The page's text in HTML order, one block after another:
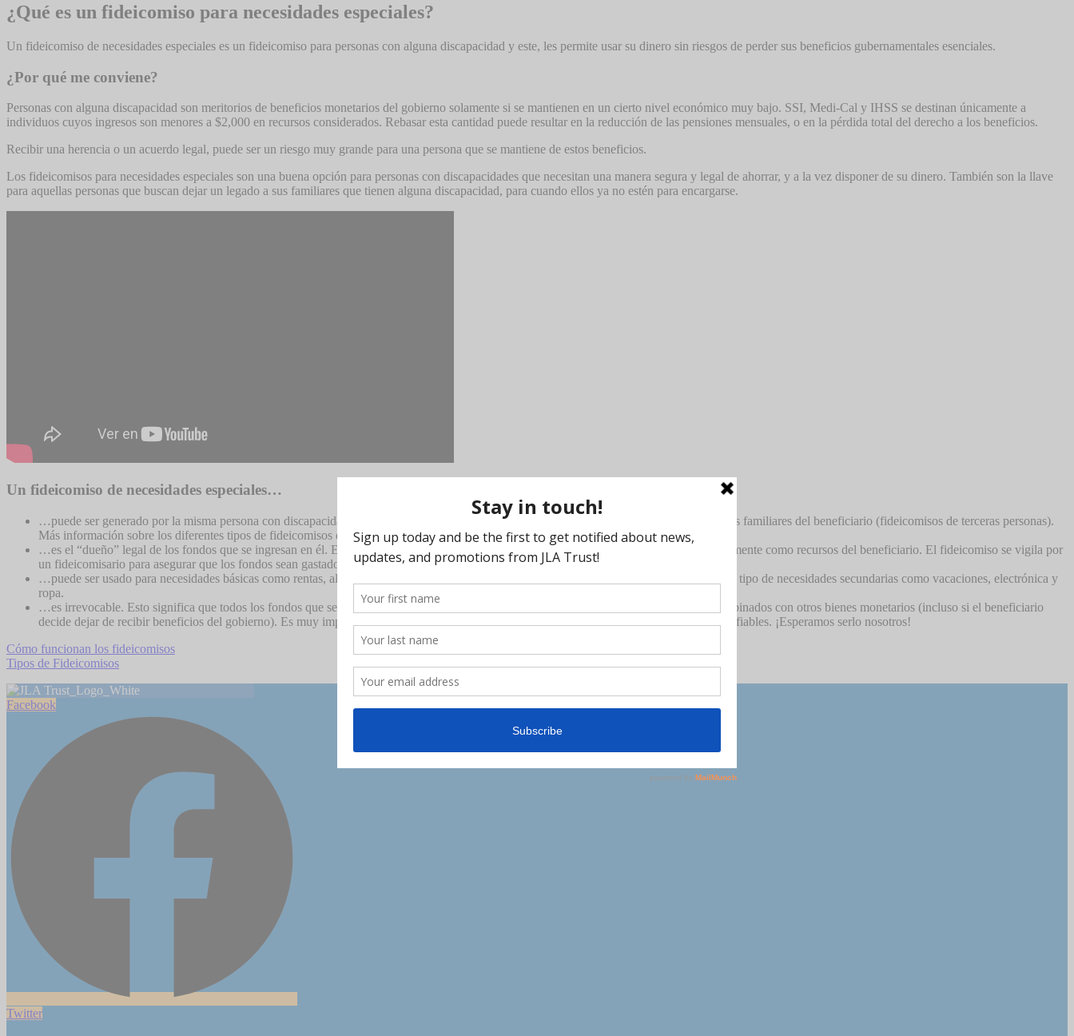
¿Qué es un fideicomiso para necesidades especiales?
Un fideicomiso de necesidades especiales es un fideicomiso para personas con alguna discapacidad y este, les permite usar su dinero sin riesgos de perder sus beneficios gubernamentales esenciales.
¿Por qué me conviene?
Personas con alguna discapacidad son meritorios de beneficios monetarios del gobierno solamente si se mantienen en un cierto nivel económico muy bajo. SSI, Medi-Cal y IHSS se destinan únicamente a
individuos cuyos ingresos son menores a $2,000 en recursos considerados. Rebasar esta cantidad puede resultar en la reducción de las pensiones mensuales, o en la pérdida total del derecho a los beneficios.
Recibir una herencia o un acuerdo legal, puede ser un riesgo muy grande para una persona que se mantiene de estos beneficios.
Los fideicomisos para necesidades especiales son una buena opción para personas con discapacidades que necesitan una manera segura y legal de ahorrar, y a la vez disponer de su dinero. También son la llave
para aquellas personas que buscan dejar un legado a sus familiares que tienen alguna discapacidad, para cuando ellos ya no estén para encargarse.
Un fideicomiso de necesidades especiales…
…puede ser generado por la misma persona con discapacidad, es decir, el beneficiario mismo (fideicomisos de primeras personas), o por los familiares del beneficiario (fideicomisos de terceras personas).
Más información sobre los diferentes tipos de fideicomisos que existen, aquí.
…es el “dueño” legal de los fondos que se ingresan en él. Es por esto que los fondos que se ingresan al fideicomiso no se consideran legalmente como recursos del beneficiario. El fideicomiso se vigila por
un fideicomisario para asegurar que los fondos sean gastados para uso del beneficiario.
…puede ser usado para necesidades básicas como rentas, alimentos,
servicios de enfermería y otros gastos médicos, pero también para otro tipo de necesidades secundarias como vacaciones, electrónica y
ropa.
…es irrevocable. Esto significa que todos los fondos que se ingresan al fideicomiso se mantienen en éste, y no pueden ser retirados ni combinados con otros bienes monetarios (incluso si el beneficiario
decide dejar de recibir beneficios del gobierno). Es muy importante encontrar una organización y un fideicomisario que realmente sean confiables. ¡Esperamos serlo nosotros!
Cómo funcionan los fideicomisos
Tipos de Fideicomisos
Facebook
Twitter